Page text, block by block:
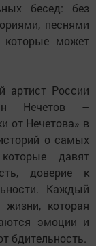
бесед: без
песнями
которые может
артист России
Нечетов –
от Нечетова» в
о самых
давят
доверие к
Каждый
которая
эмоции и
бдительность.